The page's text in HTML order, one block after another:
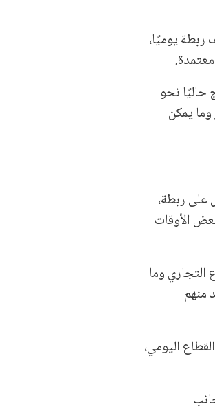
بنحو 60%، ليصبح قُرابة 133 ألف ربطة يوميًا،
نحو
يمكن
على ربطة،
الأوقات
التجاري وما
منهم
كمية قال إنها لا تغطي سوى 30% من احتياج القطاع اليومي،